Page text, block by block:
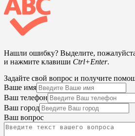
Нашли ошибку? Выделите,
и нажмите клавиши Ctrl+Enter.
Задайте свой вопрос и получите
Ваше имя
Ваш телефон
Ваш город
Ваш вопрос